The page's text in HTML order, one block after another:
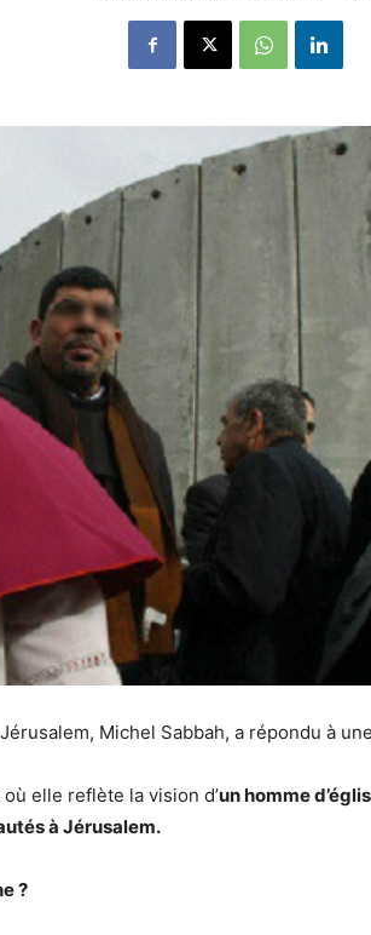
Michel Sabbah, a répondu à une
elle reflète la vision d’un homme
à Jérusalem.
?